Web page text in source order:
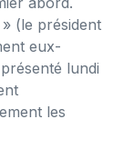
(le président
eux-
lundi
les